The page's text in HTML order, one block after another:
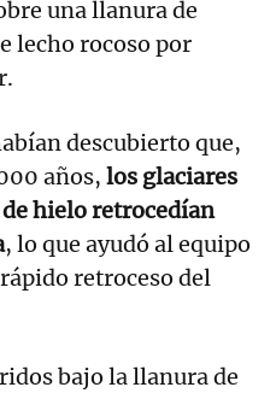
una llanura de
lecho rocoso por
descubierto que,
años, los glaciares
hielo retrocedían
, lo que ayudó al equipo
retroceso del
bajo la llanura de